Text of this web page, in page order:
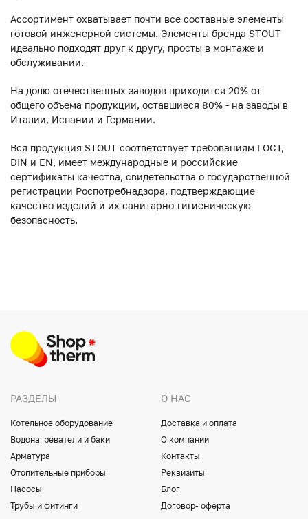
Ассортимент охватывает почти все составные элементы
готовой инженерной системы. Элементы бренда STOUT
идеально подходят друг к другу, просты в монтаже и
обслуживании.
На долю отечественных заводов приходится 20% от
общего объема продукции, оставшиеся 80% - на заводы в
Италии, Испании и Германии.
Вся продукция STOUT соответствует требованиям ГОСТ,
DIN и EN, имеет международные и российские
сертификаты качества, свидетельства о государственной
регистрации Роспотребнадзора, подтверждающие
качество изделий и их санитарно-гигиеническую
безопасность.
РАЗДЕЛЫ
Котельное оборудование
Водонагреватели и баки
Арматура
Отопительные приборы
Насосы
Трубы и фитинги
О НАС
Доставка и оплата
О компании
Контакты
Реквизиты
Блог
Договор- оферта